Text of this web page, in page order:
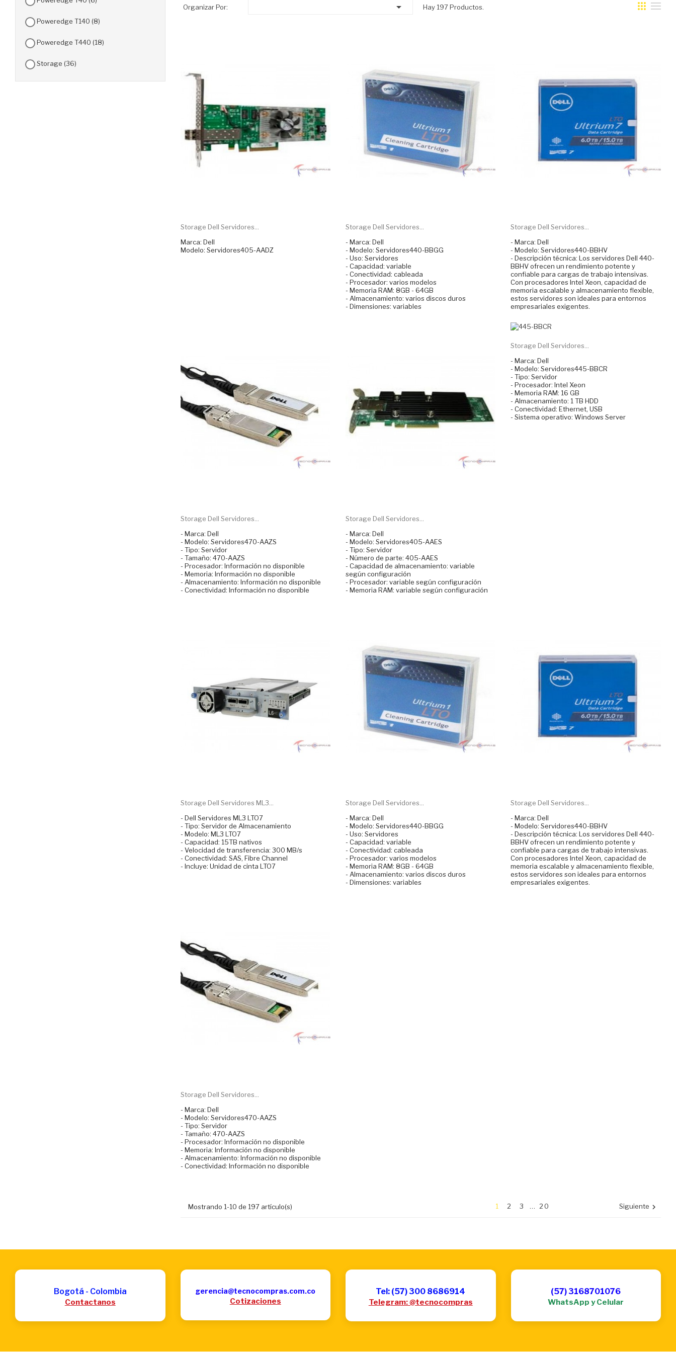
Poweredge T140 (8)
Poweredge T440 (18)
Storage (36)
Organizar Por:  Hay 197 Productos.
Storage Dell Servidores...
Marca: Dell
Modelo: Servidores405-AADZ
Storage Dell Servidores...
- Marca: Dell
- Modelo: Servidores440-BBGG
- Uso: Servidores
- Capacidad: variable
- Conectividad: cableada
- Procesador: varios modelos
- Memoria RAM: 8GB - 64GB
- Almacenamiento: varios discos duros
- Dimensiones: variables
Storage Dell Servidores...
- Marca: Dell
- Modelo: Servidores440-BBHV
- Descripción técnica: Los servidores Dell 440-
BBHV ofrecen un rendimiento potente y
confiable para cargas de trabajo intensivas.
Con procesadores Intel Xeon, capacidad de
memoria escalable y almacenamiento flexible,
estos servidores son ideales para entornos
empresariales exigentes.
Storage Dell Servidores...
- Marca: Dell
- Modelo: Servidores470-AAZS
- Tipo: Servidor
- Tamaño: 470-AAZS
- Procesador: Información no disponible
- Memoria: Información no disponible
- Almacenamiento: Información no disponible
- Conectividad: Información no disponible
Storage Dell Servidores...
- Marca: Dell
- Modelo: Servidores405-AAES
- Tipo: Servidor
- Número de parte: 405-AAES
- Capacidad de almacenamiento: variable
según configuración
- Procesador: variable según configuración
- Memoria RAM: variable según configuración
Storage Dell Servidores...
- Marca: Dell
- Modelo: Servidores445-BBCR
- Tipo: Servidor
- Procesador: Intel Xeon
- Memoria RAM: 16 GB
- Almacenamiento: 1 TB HDD
- Conectividad: Ethernet, USB
- Sistema operativo: Windows Server
Storage Dell Servidores ML3...
- Dell Servidores ML3 LTO7
- Tipo: Servidor de Almacenamiento
- Modelo: ML3 LTO7
- Capacidad: 15TB nativos
- Velocidad de transferencia: 300 MB/s
- Conectividad: SAS, Fibre Channel
- Incluye: Unidad de cinta LTO7
Storage Dell Servidores...
- Marca: Dell
- Modelo: Servidores440-BBGG
- Uso: Servidores
- Capacidad: variable
- Conectividad: cableada
- Procesador: varios modelos
- Memoria RAM: 8GB - 64GB
- Almacenamiento: varios discos duros
- Dimensiones: variables
Storage Dell Servidores...
- Marca: Dell
- Modelo: Servidores440-BBHV
- Descripción técnica: Los servidores Dell 440-
BBHV ofrecen un rendimiento potente y
confiable para cargas de trabajo intensivas.
Con procesadores Intel Xeon, capacidad de
memoria escalable y almacenamiento flexible,
estos servidores son ideales para entornos
empresariales exigentes.
Storage Dell Servidores...
- Marca: Dell
- Modelo: Servidores470-AAZS
- Tipo: Servidor
- Tamaño: 470-AAZS
- Procesador: Información no disponible
- Memoria: Información no disponible
- Almacenamiento: Información no disponible
- Conectividad: Información no disponible
Mostrando 1-10 de 197 artículo(s) 1 2 3 … 20 Siguiente 
Bogotá - Colombia
Contactanos
gerencia@tecnocompras.com.co
Cotizaciones
Tel: (57) 300 8686914
Telegram: @tecnocompras
(57) 3168701076
WhatsApp y Celular